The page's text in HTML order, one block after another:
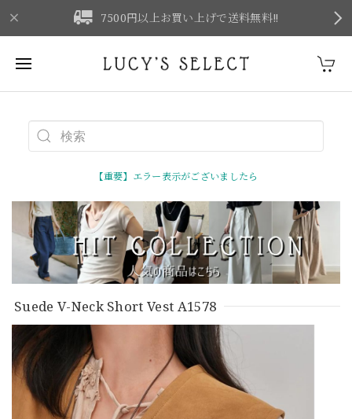
7500円以上お買い上げで送料無料‼
【重要】エラー表示がございましたら
Suede V-Neck Short Vest A1578